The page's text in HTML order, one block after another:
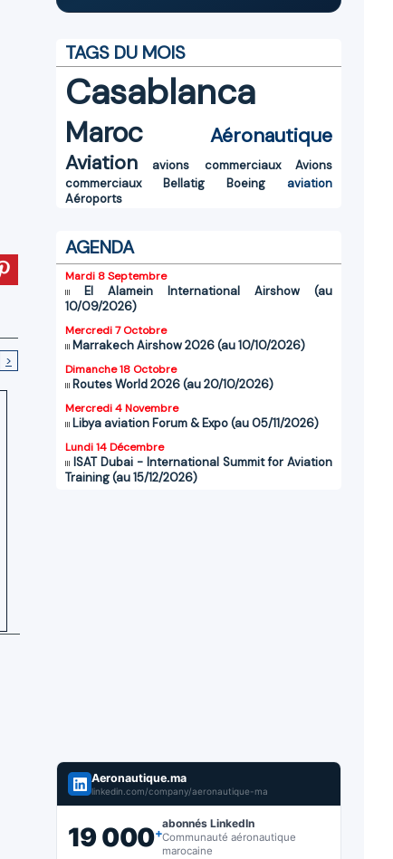
>
TAGS DU MOIS
Casablanca
Maroc
Aéronautique
Aviation
avions commerciaux
Avions
commerciaux
Bellatig Boeing
aviation
Aéroports
AGENDA
Mardi 8 Septembre
El Alamein International Airshow (au
10/09/2026)
Mercredi 7 Octobre
Marrakech Airshow 2026 (au 10/10/2026)
Dimanche 18 Octobre
Routes World 2026 (au 20/10/2026)
Mercredi 4 Novembre
Libya aviation Forum & Expo (au 05/11/2026)
Lundi 14 Décembre
ISAT Dubai - International Summit for Aviation
Training (au 15/12/2026)
Aeronautique.ma
linkedin.com/company/aeronautique-ma
19 000+
abonnés LinkedIn
Communauté aéronautique
marocaine